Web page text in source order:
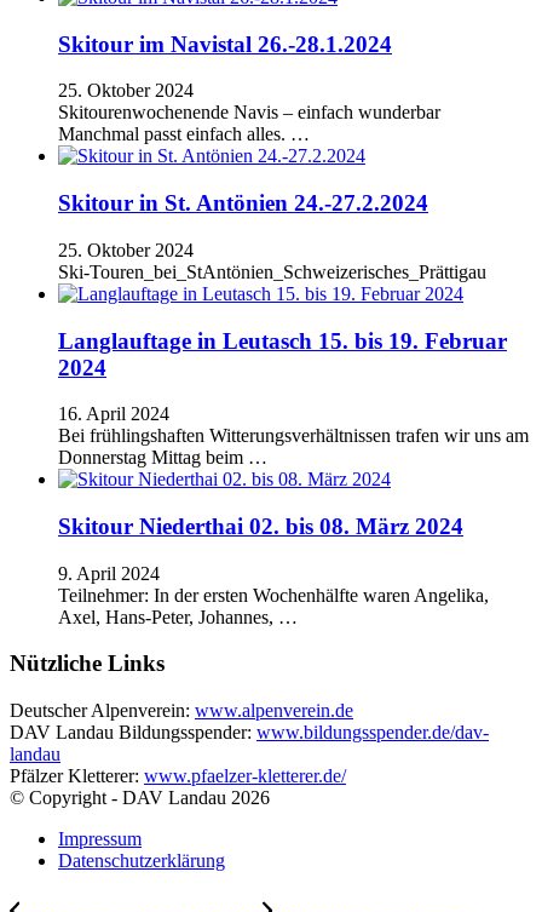
Skitour im Navistal 26.-28.1.2024
25. Oktober 2024
Skitourenwochenende Navis – einfach wunderbar
Manchmal passt einfach alles. …
Skitour in St. Antönien 24.-27.2.2024
25. Oktober 2024
Ski-Touren_bei_StAntönien_Schweizerisches_Prättigau
Langlauftage in Leutasch 15. bis 19. Februar
2024
16. April 2024
Bei frühlingshaften Witterungsverhältnissen trafen wir uns am
Donnerstag Mittag beim …
Skitour Niederthai 02. bis 08. März 2024
9. April 2024
Teilnehmer: In der ersten Wochenhälfte waren Angelika,
Axel, Hans-Peter, Johannes, …
Nützliche Links
Deutscher Alpenverein: www.alpenverein.de
DAV Landau Bildungsspender: www.bildungsspender.de/dav-
landau
Pfälzer Kletterer: www.pfaelzer-kletterer.de/
© Copyright - DAV Landau 2026
Impressum
Datenschutzerklärung